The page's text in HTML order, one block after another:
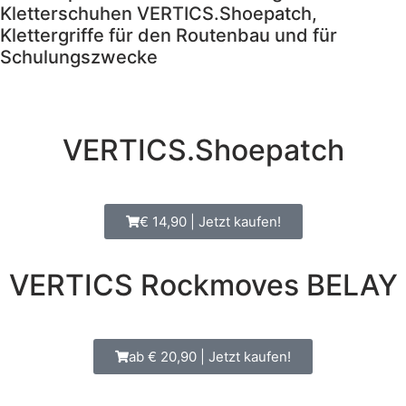
Kletterschuhen VERTICS.Shoepatch,
Klettergriffe für den Routenbau und für
Schulungszwecke
VERTICS.Shoepatch
€ 14,90 | Jetzt kaufen!
VERTICS Rockmoves BELAY
ab € 20,90 | Jetzt kaufen!